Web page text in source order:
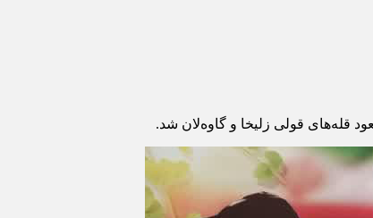
قله‌های قولی زلیخا و گاوه‌لان شد.